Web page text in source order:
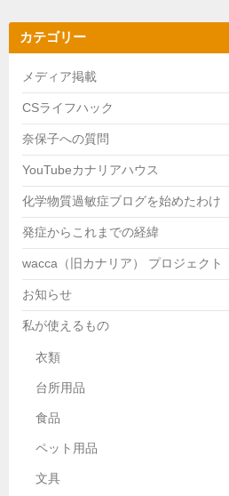
カテゴリー
メディア掲載
CSライフハック
奈保子への質問
YouTubeカナリアハウス
化学物質過敏症ブログを始めたわけ
発症からこれまでの経緯
wacca（旧カナリア） プロジェクト
お知らせ
私が使えるもの
衣類
台所用品
食品
ペット用品
文具